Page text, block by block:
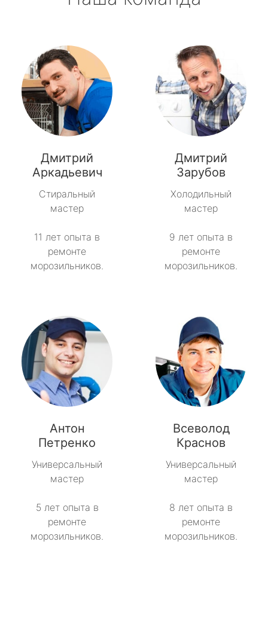
Дмитрий
Аркадьевич
Стиральный
мастер
11 лет опыта в
ремонте
морозильников.
Дмитрий
Зарубов
Холодильный
мастер
9 лет опыта в
ремонте
морозильников.
Антон
Петренко
Универсальный
мастер
5 лет опыта в
ремонте
морозильников.
Всеволод
Краснов
Универсальный
мастер
8 лет опыта в
ремонте
морозильников.